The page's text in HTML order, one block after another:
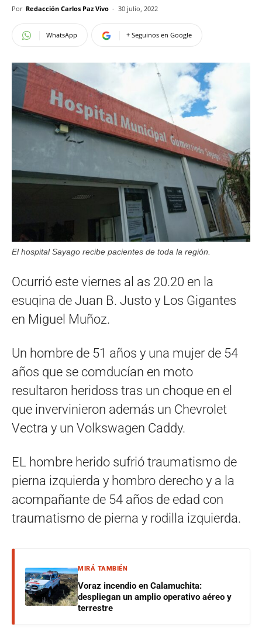
Por Redacción Carlos Paz Vivo - 30 julio, 2022
WhatsApp + Seguinos en Google
El hospital Sayago recibe pacientes de toda la región.
Ocurrió este viernes al as 20.20 en la
esuqina de Juan B. Justo y Los Gigantes
en Miguel Muñoz.
Un hombre de 51 años y una mujer de 54
años que se comducían en moto
resultaron heridoss tras un choque en el
que invervinieron además un Chevrolet
Vectra y un Volkswagen Caddy.
EL hombre herido sufrió traumatismo de
pierna izquierda y hombro derecho y a la
acompañante de 54 años de edad con
traumatismo de pierna y rodilla izquierda.
MIRÁ TAMBIÉN
Voraz incendio en Calamuchita:
despliegan un amplio operativo aéreo y
terrestre